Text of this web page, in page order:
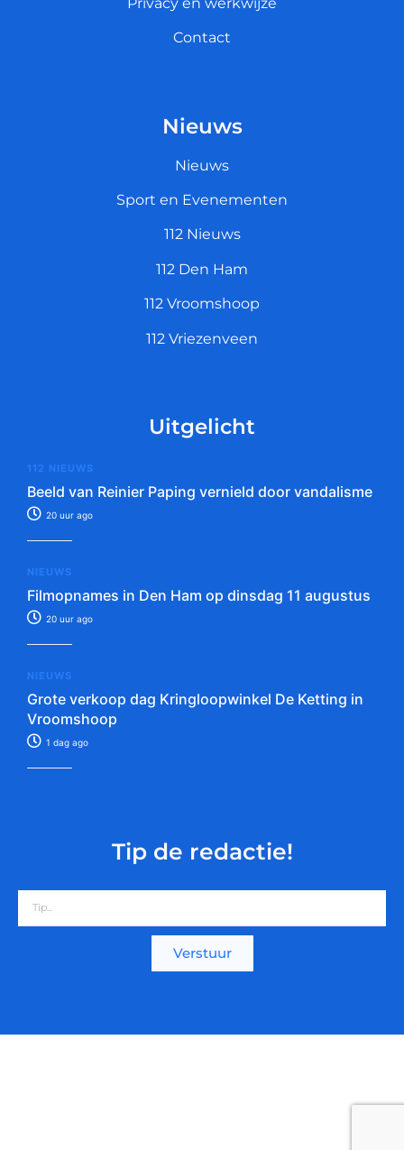
Contact
Nieuws
Nieuws
Sport en Evenementen
112 Nieuws
112 Den Ham
112 Vroomshoop
112 Vriezenveen
Uitgelicht
112 NIEUWS
Beeld van Reinier Paping vernield door vandalisme
20 uur ago
NIEUWS
Filmopnames in Den Ham op dinsdag 11 augustus
20 uur ago
NIEUWS
Grote verkoop dag Kringloopwinkel De Ketting in
Vroomshoop
1 dag ago
Tip de redactie!
Verstuur